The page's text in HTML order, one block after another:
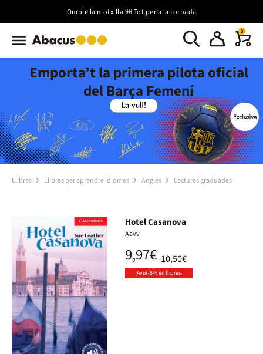
Omple la motxilla 🎒 Tot per a la tornada
0
Emporta’t la primera pilota oficial
del Barça Femení
Llibres Llibres per aprendre idiomes Anglès Lectures graduades
Hotel Casanova
Aavv
10,50€
9,97€
Avui -5% en llibres